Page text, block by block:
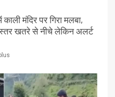
काली मंदिर पर गिरा मलबा,
खतरे से नीचे लेकिन अलर्ट